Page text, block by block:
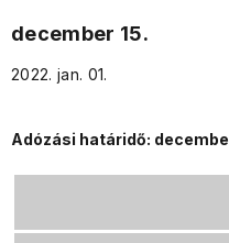
december 15.
2022. jan. 01.
Adózási határidő: